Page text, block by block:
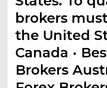
brokers
the United
Canada ·
Brokers